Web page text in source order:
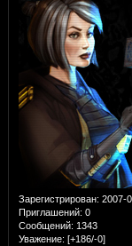
Зарегистрирован: 2007-
Приглашений: 0
Сообщений: 1343
Уважение: [+186/-0]